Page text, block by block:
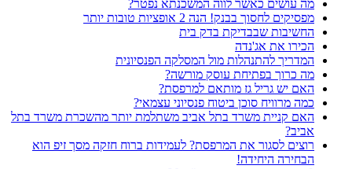
מה עושים כאשר לווה המשכנתא נפטר?
מפסיקים לחסוך בבנק! הנה 2 אופציות טובות יותר
החשיבות שבבדיקת בדק בית
הכירו את אג'נדה
המדריך להתנהלות מול המסלקה הפנסיונית
מה כרוך בפתיחת עוסק מורשה?
האם יש גריל גז מותאם למרפסת?
כמה מרוויח סוכן ביטוח פנסיוני עצמאי?
האם קניית משרד בתל אביב משתלמת יותר מהשכרת משרד בתל
אביב?
רוצים לסגור את המרפסת? לעמידות ברוח חזקה מסך זיפ הוא
הבחירה היחידה!